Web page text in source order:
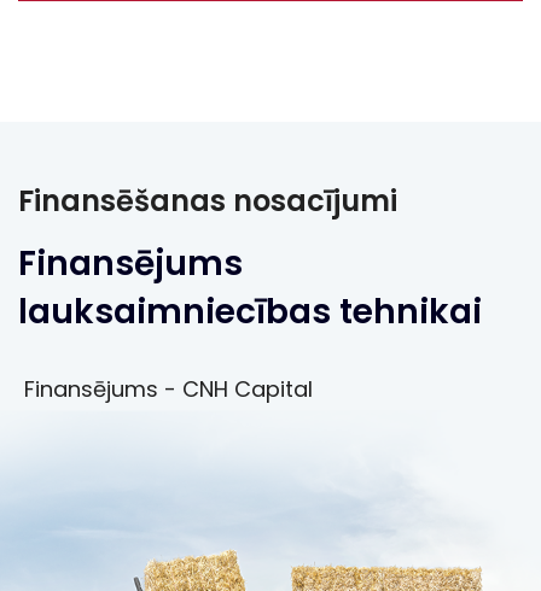
Finansēšanas nosacījumi
Finansējums
lauksaimniecības tehnikai
Finansējums - CNH Capital